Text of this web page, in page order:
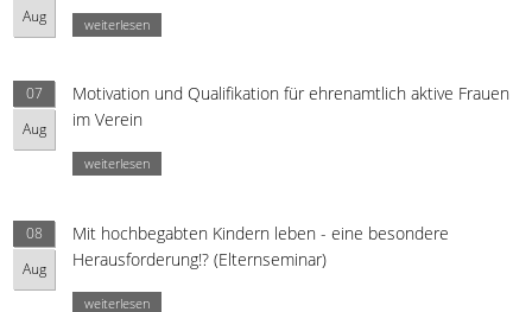
Aug
weiterlesen
07
Aug
Motivation und Qualifikation für ehrenamtlich aktive Frauen
im Verein
weiterlesen
08
Aug
Mit hochbegabten Kindern leben - eine besondere
Herausforderung!? (Elternseminar)
weiterlesen